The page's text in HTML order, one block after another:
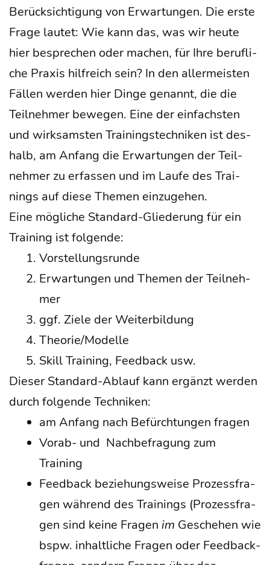
Berück­sich­ti­gung von Erwar­tun­gen. Die ers­te
Fra­ge lau­tet: Wie kann das, was wir heu­te
hier bespre­chen oder machen, für Ihre beruf­li­
che Pra­xis hilf­reich sein? In den aller­meis­ten
Fäl­len wer­den hier Din­ge genannt, die die
Teil­neh­mer bewe­gen. Eine der ein­fachs­ten
und wirk­sams­ten Trai­nings­tech­ni­ken ist des­
halb, am Anfang die Erwar­tun­gen der Teil­
neh­mer zu erfas­sen und im Lau­fe des Trai­
nings auf die­se The­men einzugehen.
Eine mög­li­che Stan­dard-Glie­de­rung für ein
Trai­ning ist folgende:
Vor­stel­lungs­run­de
Erwar­tun­gen und The­men der Teil­neh­
mer
ggf. Zie­le der Weiterbildung
Theorie/Modelle
Skill Trai­ning, Feed­back usw.
Die­ser Stan­dard-Ablauf kann ergänzt wer­den
durch fol­gen­de Techniken:
am Anfang nach Befürch­tun­gen fragen
Vor­ab- und Nach­be­fra­gung zum
Training
Feed­back bezie­hungs­wei­se Pro­zess­fra­
gen wäh­rend des Trai­nings (Pro­zess­fra­
gen sind kei­ne Fra­gen im Gesche­hen wie
bspw. inhalt­li­che Fra­gen oder Feed­back­